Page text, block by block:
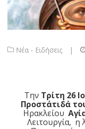
Νέα - Ειδήσεις |
Την Τρίτη 26
Προστάτιδά
Ηρακλείου
Λειτουργία, η